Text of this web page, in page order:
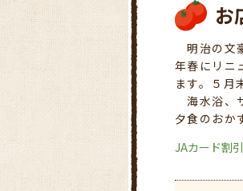
お
明治の文
年春にリニ
ます。５月
海水浴、
夕食のおか
JAカード割